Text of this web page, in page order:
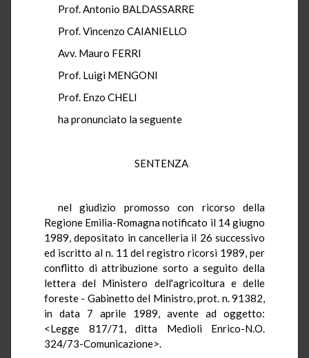
Prof. Antonio BALDASSARRE
Prof. Vincenzo CAIANIELLO
Avv. Mauro FERRI
Prof. Luigi MENGONI
Prof. Enzo CHELI
ha pronunciato la seguente
SENTENZA
nel giudizio promosso con ricorso della
Regione Emilia-Romagna notificato il 14 giugno
1989, depositato in cancelleria il 26 successivo
ed iscritto al n. 11 del registro ricorsi 1989, per
conflitto di attribuzione sorto a seguito della
lettera del Ministero dell'agricoltura e delle
foreste - Gabinetto del Ministro, prot. n. 91382,
in data 7 aprile 1989, avente ad oggetto:
<Legge 817/71, ditta Medioli Enrico-N.O.
324/73-Comunicazione>.